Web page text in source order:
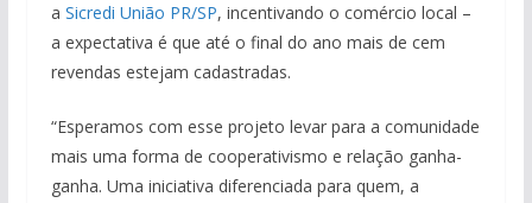
a Sicredi União PR/SP, incentivando o comércio local –
a expectativa é que até o final do ano mais de cem
revendas estejam cadastradas.
“Esperamos com esse projeto levar para a comunidade
mais uma forma de cooperativismo e relação ganha-
ganha. Uma iniciativa diferenciada para quem, a